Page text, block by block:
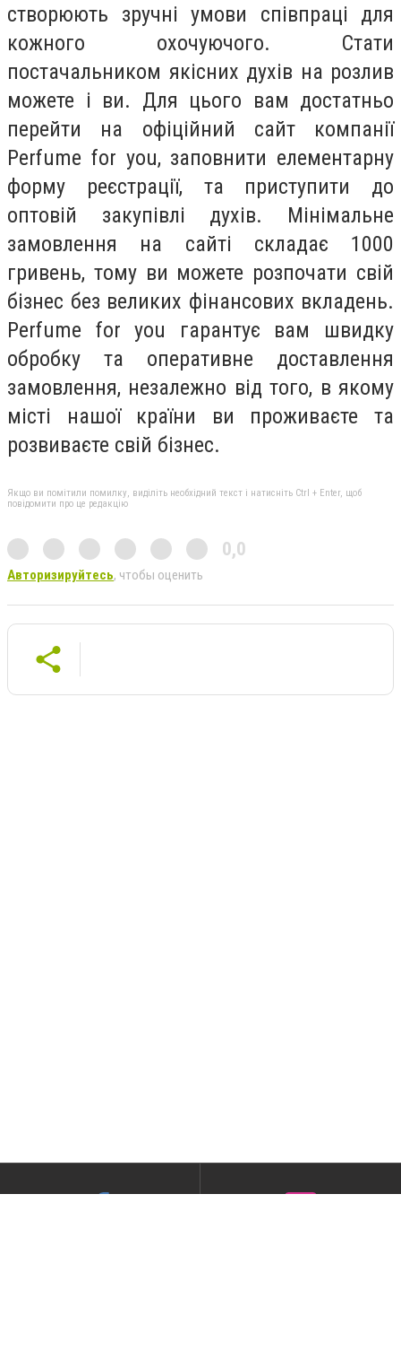
створюють зручні умови співпраці для
кожного охочуючого. Стати
постачальником якісних духів на розлив
можете і ви. Для цього вам достатньо
перейти на офіційний сайт компанії
Perfume for you, заповнити елементарну
форму реєстрації, та приступити до
оптовій закупівлі духів. Мінімальне
замовлення на сайті складає 1000
гривень, тому ви можете розпочати свій
бізнес без великих фінансових вкладень.
Perfume for you гарантує вам швидку
обробку та оперативне доставлення
замовлення, незалежно від того, в якому
місті нашої країни ви проживаєте та
розвиваєте свій бізнес.
Якщо ви помітили помилку, виділіть необхідний текст і натисніть Ctrl + Enter, щоб
повідомити про це редакцію
0,0
Авторизируйтесь, чтобы оценить